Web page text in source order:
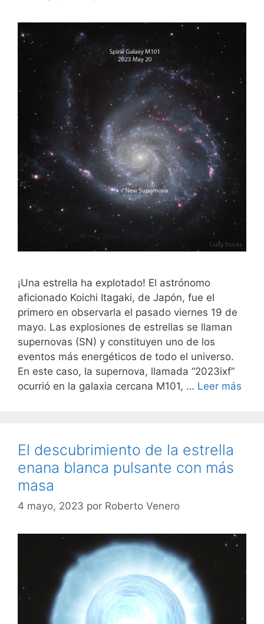
¡Una estrella ha explotado! El astrónomo
aficionado Koichi Itagaki, de Japón, fue el
primero en observarla el pasado viernes 19 de
mayo. Las explosiones de estrellas se llaman
supernovas (SN) y constituyen uno de los
eventos más energéticos de todo el universo.
En este caso, la supernova, llamada “2023ixf”
ocurrió en la galaxia cercana M101, … Leer más
El descubrimiento de la estrella
enana blanca pulsante con más
masa
4 mayo, 2023 por Roberto Venero